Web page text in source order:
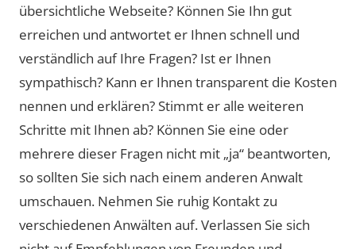
übersichtliche Webseite? Können Sie Ihn gut
erreichen und antwortet er Ihnen schnell und
verständlich auf Ihre Fragen? Ist er Ihnen
sympathisch? Kann er Ihnen transparent die Kosten
nennen und erklären? Stimmt er alle weiteren
Schritte mit Ihnen ab? Können Sie eine oder
mehrere dieser Fragen nicht mit „ja“ beantworten,
so sollten Sie sich nach einem anderen Anwalt
umschauen. Nehmen Sie ruhig Kontakt zu
verschiedenen Anwälten auf. Verlassen Sie sich